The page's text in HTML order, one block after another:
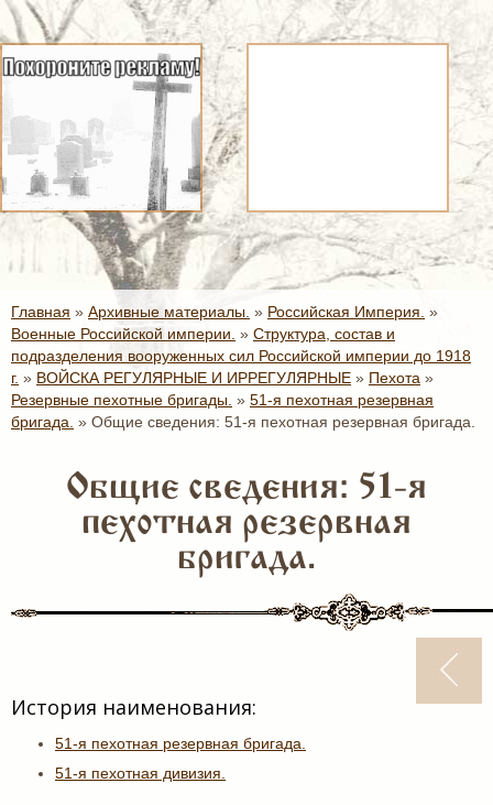
Главная » Архивные материалы. » Российская Империя. »
Военные Российской империи. » Структура, состав и
подразделения вооруженных сил Российской империи до 1918
г. » ВОЙСКА РЕГУЛЯРНЫЕ И ИРРЕГУЛЯРНЫЕ » Пехота »
Резервные пехотные бригады. » 51-я пехотная резервная
бригада. » Общие сведения: 51-я пехотная резервная бригада.
Общие сведения: 51-я
пехотная резервная
бригада.
История наименования:
51-я пехотная резервная бригада.
51-я пехотная дивизия.